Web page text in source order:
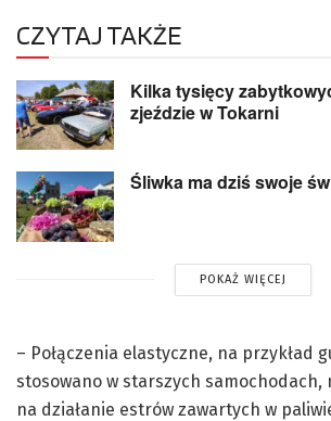
CZYTAJ TAKŻE
Kilka tysięcy
zjeździe w Tokarni
Śliwka ma dziś swoje
POKAŻ WIĘCEJ
– Połączenia elastyczne, na przykład
stosowano w starszych samochodach,
na działanie estrów zawartych w